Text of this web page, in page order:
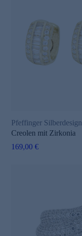
Pfeffinger Silberdesign
Creolen mit Zirkonia
169,00 €